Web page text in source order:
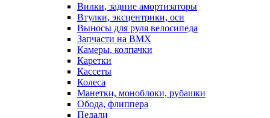
Вилки, задние амортизаторы
Втулки, эксцентрики, оси
Выносы для руля велосипеда
Запчасти на BMX
Камеры, колпачки
Каретки
Кассеты
Колеса
Манетки, моноблоки, рубашки
Обода, флиппера
Педали